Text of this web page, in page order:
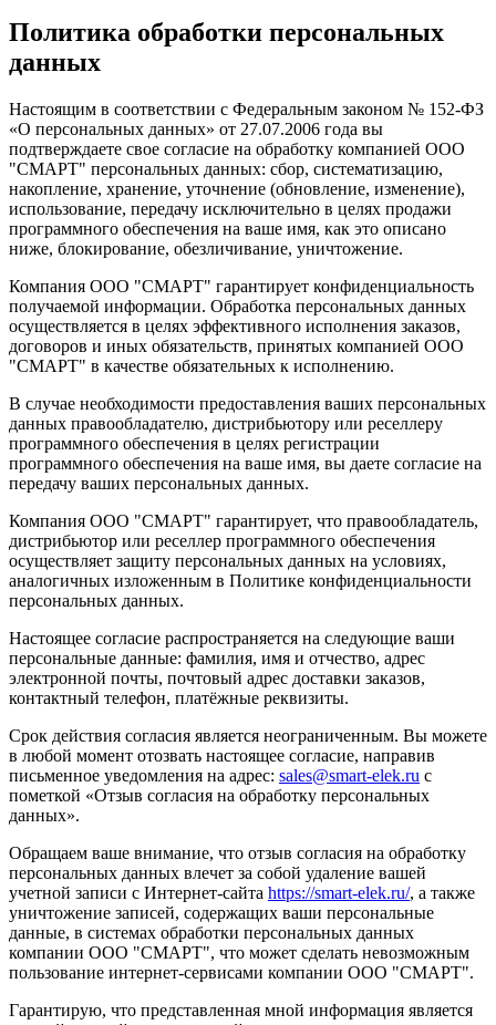
Политика обработки персональных
данных
Настоящим в соответствии с Федеральным законом № 152-ФЗ
«О персональных данных» от 27.07.2006 года вы
подтверждаете свое согласие на обработку компанией ООО
"СМАРТ" персональных данных: сбор, систематизацию,
накопление, хранение, уточнение (обновление, изменение),
использование, передачу исключительно в целях продажи
программного обеспечения на ваше имя, как это описано
ниже, блокирование, обезличивание, уничтожение.
Компания ООО "СМАРТ" гарантирует конфиденциальность
получаемой информации. Обработка персональных данных
осуществляется в целях эффективного исполнения заказов,
договоров и иных обязательств, принятых компанией ООО
"СМАРТ" в качестве обязательных к исполнению.
В случае необходимости предоставления ваших персональных
данных правообладателю, дистрибьютору или реселлеру
программного обеспечения в целях регистрации
программного обеспечения на ваше имя, вы даете согласие на
передачу ваших персональных данных.
Компания ООО "СМАРТ" гарантирует, что правообладатель,
дистрибьютор или реселлер программного обеспечения
осуществляет защиту персональных данных на условиях,
аналогичных изложенным в Политике конфиденциальности
персональных данных.
Настоящее согласие распространяется на следующие ваши
персональные данные: фамилия, имя и отчество, адрес
электронной почты, почтовый адрес доставки заказов,
контактный телефон, платёжные реквизиты.
Срок действия согласия является неограниченным. Вы можете
в любой момент отозвать настоящее согласие, направив
письменное уведомления на адрес: sales@smart-elek.ru с
пометкой «Отзыв согласия на обработку персональных
данных».
Обращаем ваше внимание, что отзыв согласия на обработку
персональных данных влечет за собой удаление вашей
учетной записи с Интернет-сайта https://smart-elek.ru/, а также
уничтожение записей, содержащих ваши персональные
данные, в системах обработки персональных данных
компании ООО "СМАРТ", что может сделать невозможным
пользование интернет-сервисами компании ООО "СМАРТ".
Гарантирую, что представленная мной информация является